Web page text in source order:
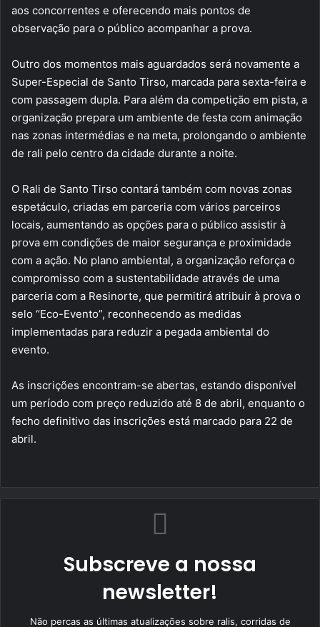
aos concorrentes e oferecendo mais pontos de
observação para o público acompanhar a prova.
Outro dos momentos mais aguardados será novamente a
Super-Especial de Santo Tirso, marcada para sexta-feira e
com passagem dupla. Para além da competição em pista, a
organização prepara um ambiente de festa com animação
nas zonas intermédias e na meta, prolongando o ambiente
de rali pelo centro da cidade durante a noite.
O Rali de Santo Tirso contará também com novas zonas
espetáculo, criadas em parceria com vários parceiros
locais, aumentando as opções para o público assistir à
prova em condições de maior segurança e proximidade
com a ação. No plano ambiental, a organização reforça o
compromisso com a sustentabilidade através de uma
parceria com a Resinorte, que permitirá atribuir à prova o
selo “Eco-Evento”, reconhecendo as medidas
implementadas para reduzir a pegada ambiental do
evento.
As inscrições encontram-se abertas, estando disponível
um período com preço reduzido até 8 de abril, enquanto o
fecho definitivo das inscrições está marcado para 22 de
abril.
Subscreve a nossa
newsletter!
Não percas as últimas atualizações sobre ralis, corridas de